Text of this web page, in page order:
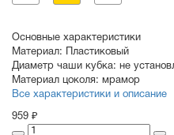
Основные характеристики
Материал: Пластиковый
Диаметр чаши кубка: не
Материал цоколя: мрамор
Все характеристики и описание
959 ₽